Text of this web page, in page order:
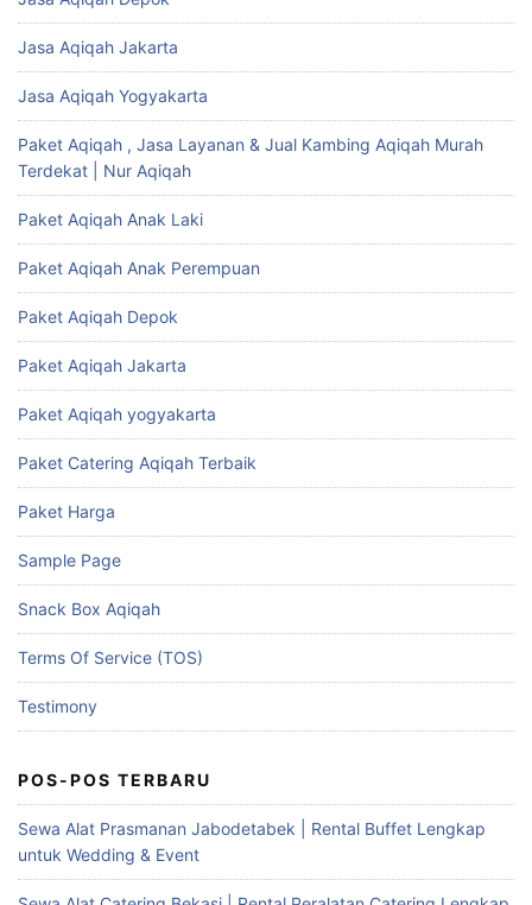
Jasa Aqiqah Jakarta
Jasa Aqiqah Yogyakarta
Paket Aqiqah , Jasa Layanan & Jual Kambing Aqiqah Murah
Terdekat | Nur Aqiqah
Paket Aqiqah Anak Laki
Paket Aqiqah Anak Perempuan
Paket Aqiqah Depok
Paket Aqiqah Jakarta
Paket Aqiqah yogyakarta
Paket Catering Aqiqah Terbaik
Paket Harga
Sample Page
Snack Box Aqiqah
Terms Of Service (TOS)
Testimony
POS-POS TERBARU
Sewa Alat Prasmanan Jabodetabek | Rental Buffet Lengkap
untuk Wedding & Event